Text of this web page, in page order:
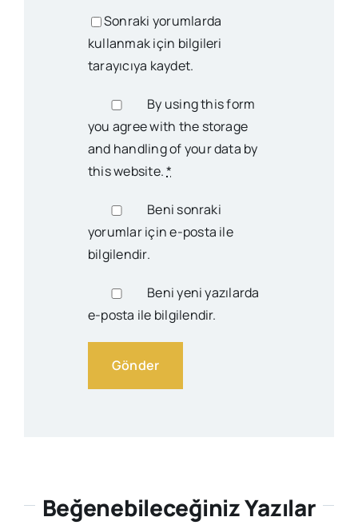
Sonraki yorumlarda
kullanmak için bilgileri
tarayıcıya kaydet.
By using this form
you agree with the storage
and handling of your data by
this website.*
Beni sonraki
yorumlar için e-posta ile
bilgilendir.
Beni yeni yazılarda
e-posta ile bilgilendir.
Beğenebileceğiniz Yazılar